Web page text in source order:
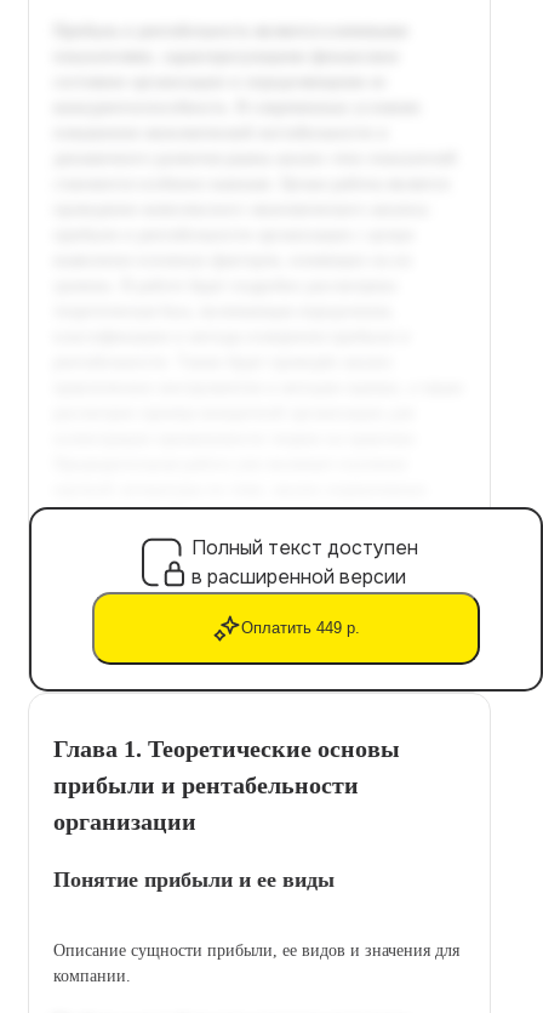
Полный текст доступен
в расширенной версии
Оплатить 449 р.
Глава 1. Теоретические основы
прибыли и рентабельности
организации
Понятие прибыли и ее виды
Описание сущности прибыли, ее видов и значения для
компании.